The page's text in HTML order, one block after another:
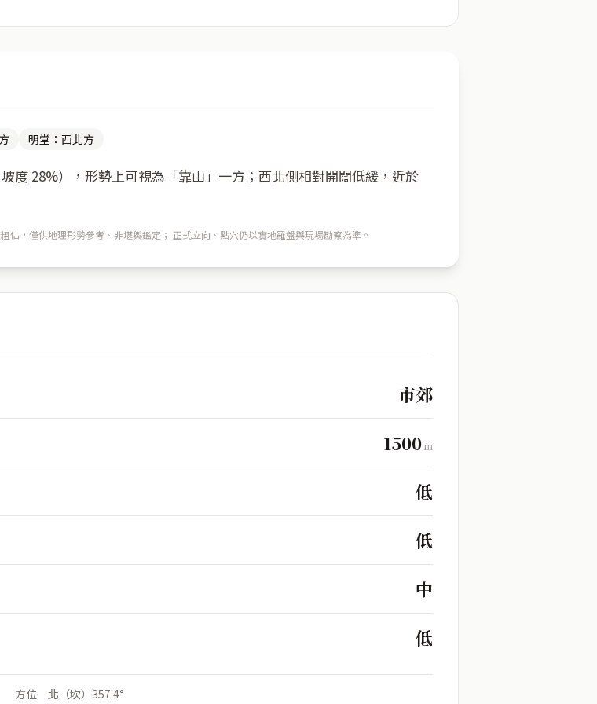
明堂：西北方
度 28%），形勢上可視為「靠山」一方；西北側相對開闊低緩，近於
估，僅供地理形勢參考、非堪輿鑑定； 正式立向、點穴仍以實地羅盤與現場勘察為準。
市郊
1500m
低
低
中
低
方位 北（坎）357.4°